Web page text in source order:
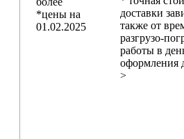
*цены на
01.02.2025
доставки
также от
разгрузо-
работы в
оформления
>